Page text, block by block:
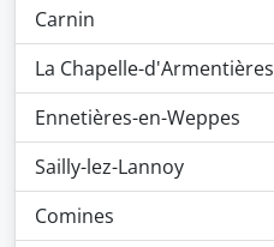
Carnin
La Chapelle-d'Armentières
Ennetières-en-Weppes
Sailly-lez-Lannoy
Comines